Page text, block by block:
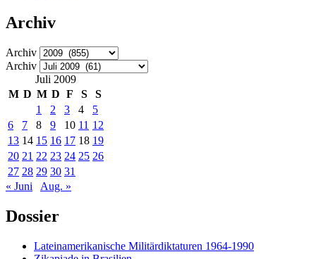
Archiv
Archiv
Archiv
Juli 2009
M D M D F S
S
1
2 3 4
5
6
7 8 9 10 11 12
13 14 15 16 17 18 19
20 21 22 23 24 25 26
27 28 29 30 31
« Juni
Aug. »
Dossier
Lateinamerikanische Militärdiktaturen 1964-1990